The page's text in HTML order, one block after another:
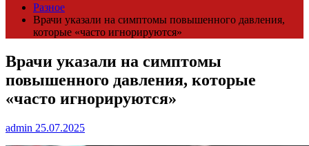
Разное
Врачи указали на симптомы повышенного давления,
которые «часто игнорируются»
Врачи указали на симптомы
повышенного давления, которые
«часто игнорируются»
admin 25.07.2025